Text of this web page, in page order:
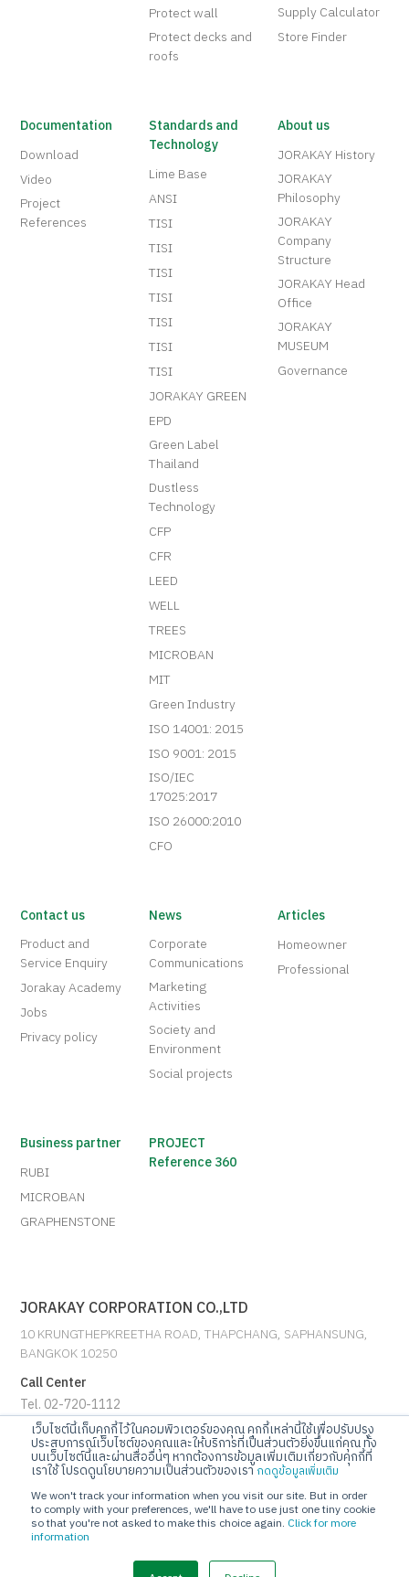
เว็บไซต์นี้เก็บคุกกี้ไว้ในคอมพิวเตอร์ของคุณ คุกกี้เหล่านี้ใช้เพื่อปรับปรุง
ประสบการณ์เว็บไซต์ของคุณและให้บริการที่เป็นส่วนตัวยิ่งขึ้นแก่คุณ ทั้ง
บนเว็บไซต์นี้และผ่านสื่ออื่นๆ หากต้องการข้อมูลเพิ่มเติมเกี่ยวกับคุกกี้ที่
เราใช้ โปรดดูนโยบายความเป็นส่วนตัวของเรากดดูข้อมูลเพิ่มเติม
We won't track your information when you visit our site. But in order
to comply with your preferences, we'll have to use just one tiny cookie
so that you're not asked to make this choice again. Click for more
information
Protect wall
Protect decks and
roofs
Supply Calculator
Store Finder
Documentation
Download
Video
Project
References
Standards and
Technology
Lime Base
ANSI
TISI
TISI
TISI
TISI
TISI
TISI
TISI
JORAKAY GREEN
EPD
Green Label
Thailand
Dustless
Technology
CFP
CFR
LEED
WELL
TREES
MICROBAN
MIT
Green Industry
ISO 14001: 2015
ISO 9001: 2015
ISO/IEC
17025:2017
ISO 26000:2010
CFO
About us
JORAKAY History
JORAKAY
Philosophy
JORAKAY
Company
Structure
JORAKAY Head
Office
JORAKAY
MUSEUM
Governance
Contact us
Product and
Service Enquiry
Jorakay Academy
Jobs
Privacy policy
News
Corporate
Communications
Marketing
Activities
Society and
Environment
Social projects
Articles
Homeowner
Professional
Business partner
RUBI
MICROBAN
GRAPHENSTONE
PROJECT
Reference 360
JORAKAY CORPORATION CO.,LTD
10 KRUNGTHEPKREETHA ROAD, THAPCHANG, SAPHANSUNG,
BANGKOK 10250
Call Center
Tel. 02-720-1112
E-mail
info@jorakay.co.th
Social